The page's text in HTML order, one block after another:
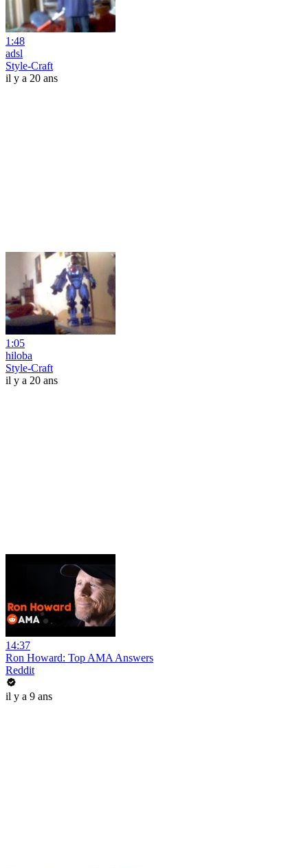
1:48
adsl
Style-Craft
il y a 20 ans
1:05
hiloba
Style-Craft
il y a 20 ans
14:37
Ron Howard: Top AMA Answers
Reddit
il y a 9 ans